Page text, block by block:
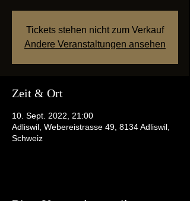
Tickets stehen nicht zum Verkauf
Andere Veranstaltungen ansehen
Zeit & Ort
10. Sept. 2022, 21:00
Adliswil, Webereistrasse 49, 8134 Adliswil,
Schweiz